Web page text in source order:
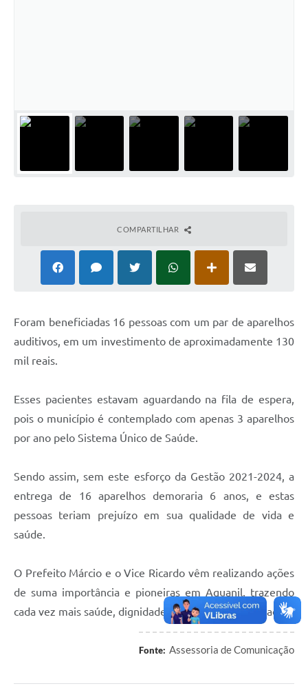
COMPARTILHAR
Foram beneficiadas 16 pessoas com um par de aparelhos
auditivos, em um investimento de aproximadamente 130
mil reais.
Esses pacientes estavam aguardando na fila de espera,
pois o município é contemplado com apenas 3 aparelhos
por ano pelo Sistema Único de Saúde.
Sendo assim, sem este esforço da Gestão 2021-2024, a
entrega de 16 aparelhos demoraria 6 anos, e estas
pessoas teriam prejuízo em sua qualidade de vida e
saúde.
O Prefeito Márcio e o Vice Ricardo vêm realizando ações
de suma importância e pioneiras em Aguanil, trazendo
cada vez mais saúde, dignidade e bem-estar a população.
Fonte: Assessoria de Comunicação